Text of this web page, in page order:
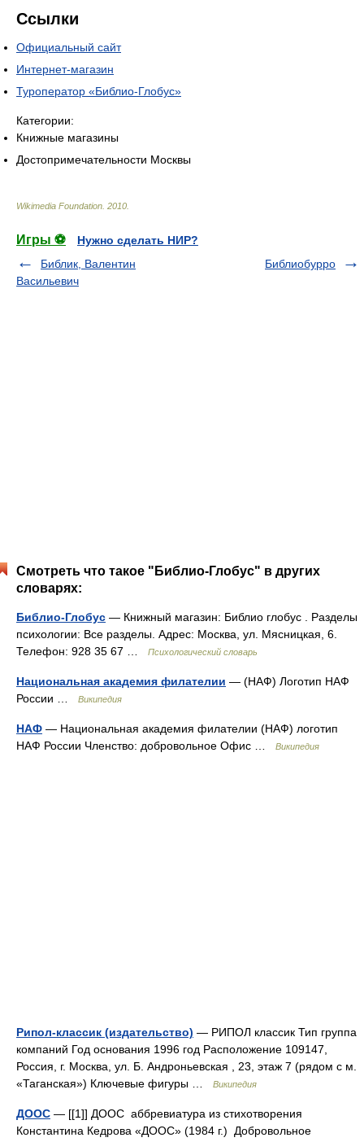
Ссылки
Официальный сайт
Интернет-магазин
Туроператор «Библио-Глобус»
Категории:
Книжные магазины
Достопримечательности Москвы
Wikimedia Foundation 2010
Игры ⚽
Нужно сделать НИР?
Библик, Валентин
Васильевич
Библиобурро
Смотреть что такое "Библио-Глобус" в других
словарях:
Библио-Глобус — Книжный магазин: Библио глобус . Разделы
психологии: Все разделы. Адрес: Москва, ул. Мясницкая, 6.
Телефон: 928 35 67 …
Психологический словарь
Национальная академия филателии — (НАФ) Логотип НАФ
России …
Википедия
НАФ — Национальная академия филателии (НАФ) логотип
НАФ России Членство: добровольное Офис …
Википедия
Рипол-классик (издательство) — РИПОЛ классик Тип группа
компаний Год основания 1996 год Расположение 109147,
Россия, г. Москва, ул. Б. Андроньевская , 23, этаж 7 (рядом с м.
«Таганская») Ключевые фигуры …
Википедия
ДООС — [[1]] ДООС аббревиатура из стихотворения
Константина Кедрова «ДООС» (1984 г.) Добровольное